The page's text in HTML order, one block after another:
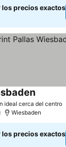
los precios exactos
ideal cerca del centro
Wiesbaden
los precios exactos